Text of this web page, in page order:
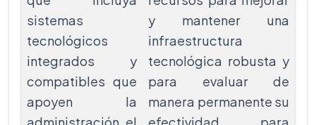
sistemas
tecnológicos
integrados y
compatibles que
apoyen la
y mantener una
infraestructura
tecnológica robusta y
para evaluar de
manera permanente su